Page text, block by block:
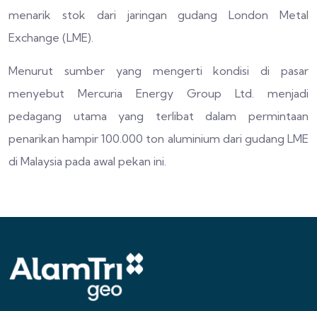
menarik stok dari jaringan gudang London Metal
Exchange (LME).
Menurut sumber yang mengerti kondisi di pasar
menyebut Mercuria Energy Group Ltd. menjadi
pedagang utama yang terlibat dalam permintaan
penarikan hampir 100.000 ton aluminium dari gudang LME
di Malaysia pada awal pekan ini.